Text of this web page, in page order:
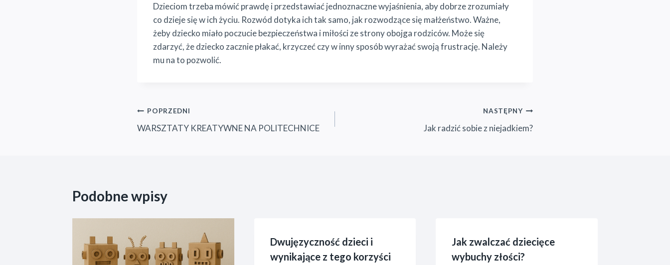
Dzieciom trzeba mówić prawdę i przedstawiać jednoznaczne wyjaśnienia, aby dobrze zrozumiały
co dzieje się w ich życiu. Rozwód dotyka ich tak samo, jak rozwodzące się małżeństwo. Ważne,
żeby dziecko miało poczucie bezpieczeństwa i miłości ze strony obojga rodziców. Może się
zdarzyć, że dziecko zacznie płakać, krzyczeć czy w inny sposób wyrażać swoją frustrację. Należy
mu na to pozwolić.
Nawigacja
wpisu
POPRZEDNI
WARSZTATY KREATYWNE NA POLITECHNICE
NASTĘPNY
Jak radzić sobie z niejadkiem?
Podobne wpisy
Dwujęzyczność dzieci i
wynikające z tego korzyści
Jak zwalczać dziecięce
wybuchy złości?